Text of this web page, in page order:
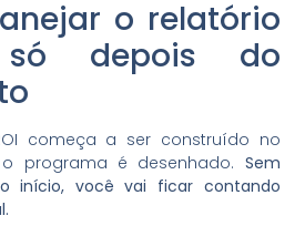
o relatório
depois do
começa a ser construído no
programa é desenhado. Sem
início, você vai ficar contando